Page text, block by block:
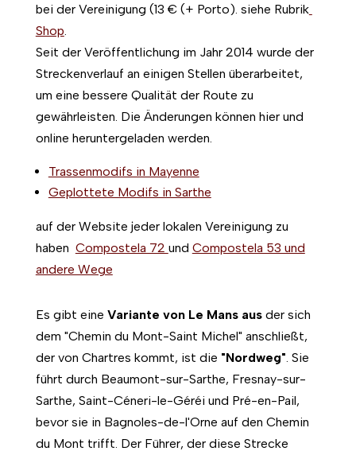
bei der Vereinigung (13 € (+ Porto). siehe Rubrik
Shop
Seit der Veröffentlichung im Jahr 2014 wurde der
Streckenverlauf an einigen Stellen überarbeitet,
um eine bessere Qualität der Route zu
gewährleisten. Die Änderungen können hier und
online heruntergeladen werden.
Trassenmodifs in Mayenne
Geplottete Modifs in Sarthe
auf der Website jeder lokalen Vereinigung zu
haben Compostela 72 und Compostela 53 und
andere Wege
Es gibt eine Variante von Le Mans aus der sich
dem "Chemin du Mont-Saint Michel" anschließt,
der von Chartres kommt, ist die "Nordweg" . Sie
führt durch Beaumont-sur-Sarthe, Fresnay-sur-
Sarthe, Saint-Céneri-le-Géréi und Pré-en-Pail,
bevor sie in Bagnoles-de-l'Orne auf den Chemin
du Mont trifft. Der Führer, der diese Strecke